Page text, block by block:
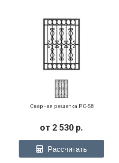
Сварная решетка РС-58
от 2 530 р.
Рассчитать